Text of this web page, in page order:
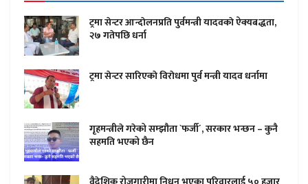
ट्रमा सेन्टर आन्दाेलनप्रति पुर्वमन्त्री यादवकाे ऐक्यबद्धता,
२७ गतेपछि धर्ना
ट्रमा सेन्टर सारिएकाे विराेधमा पुर्व मन्त्री यादव धर्नामा
गृहमन्त्रीले गरेको सम्झौता `फर्जी´, सरकार भन्छन – कुनै
सहमति भएको छैन